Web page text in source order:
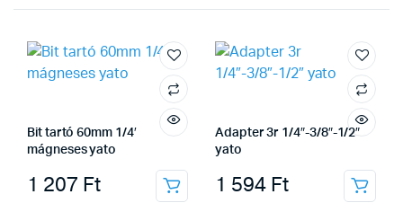
Bit tartó 60mm 1/4′
mágneses yato
1 207 Ft
Adapter 3r 1/4″-3/8″-1/2″
yato
1 594 Ft